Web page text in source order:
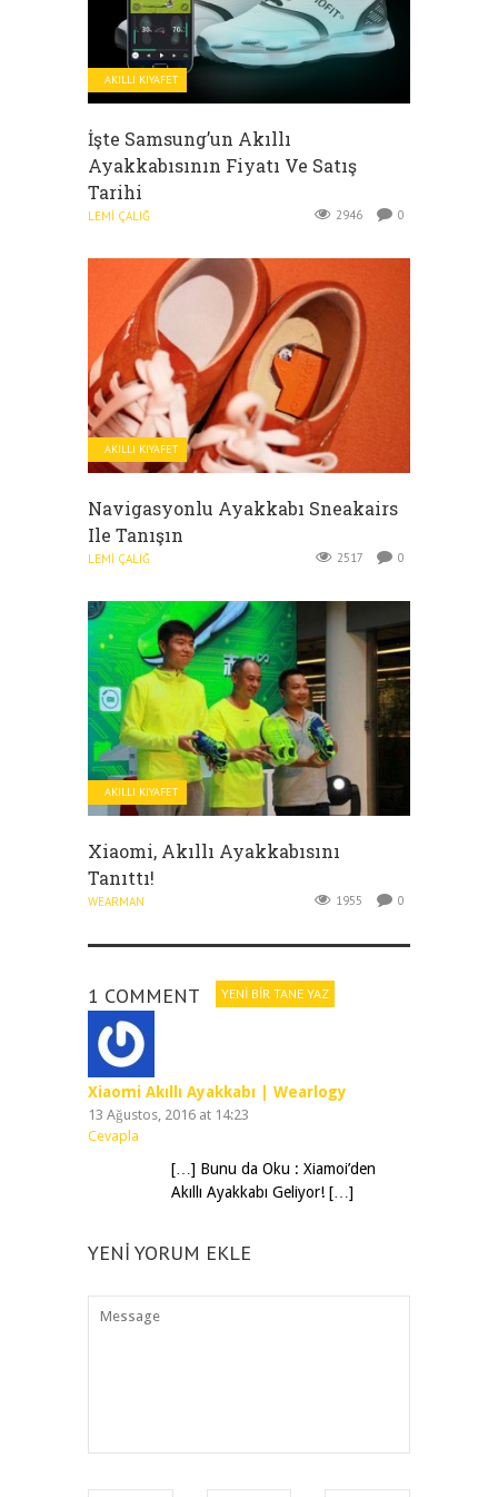
AKILLI KIYAFET
İşte Samsung’un Akıllı
Ayakkabısının Fiyatı Ve Satış
Tarihi
LEMI ÇALIĞ 2946 0
AKILLI KIYAFET
Navigasyonlu Ayakkabı Sneakairs
Ile Tanışın
LEMI ÇALIĞ 2517 0
AKILLI KIYAFET
Xiaomi, Akıllı Ayakkabısını
Tanıttı!
WEARMAN 1955 0
1 COMMENT YENI BIR TANE YAZ
Xiaomi Akıllı Ayakkabı | Wearlogy
13 Ağustos, 2016 at 14:23
Cevapla
[…] Bunu da Oku : Xiamoi’den
Akıllı Ayakkabı Geliyor! […]
YENI YORUM EKLE